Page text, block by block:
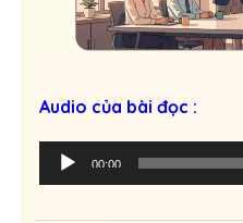
Audio của bài đọc :
r
00:00